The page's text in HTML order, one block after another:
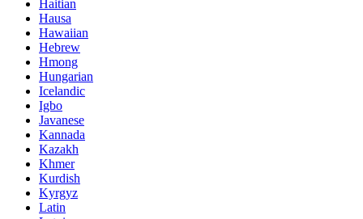
Haitian
Hausa
Hawaiian
Hebrew
Hmong
Hungarian
Icelandic
Igbo
Javanese
Kannada
Kazakh
Khmer
Kurdish
Kyrgyz
Latin